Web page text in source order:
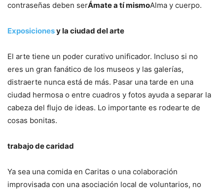
contraseñas deben serÁmate a tí mismoAlma y cuerpo.
Exposicionesy la ciudad del arte
El arte tiene un poder curativo unificador. Incluso si no
eres un gran fanático de los museos y las galerías,
distraerte nunca está de más. Pasar una tarde en una
ciudad hermosa o entre cuadros y fotos ayuda a separar la
cabeza del flujo de ideas. Lo importante es rodearte de
cosas bonitas.
trabajo de caridad
Ya sea una comida en Caritas o una colaboración
improvisada con una asociación local de voluntarios, no